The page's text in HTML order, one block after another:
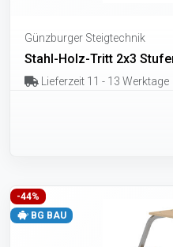
Günzburger Steigtechnik
Stahl-Holz-Tritt 2x3
Lieferzeit 11 - 13 Werktage
-44%
BG BAU